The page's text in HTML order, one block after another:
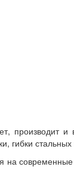
и
гибки
современные